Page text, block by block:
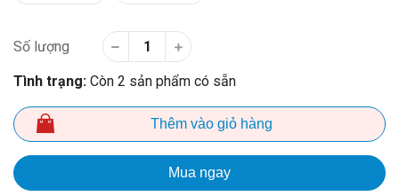
Số lượng
Tình trạng: Còn 2 sản phẩm có sẵn
Thêm vào giỏ hàng
Mua ngay